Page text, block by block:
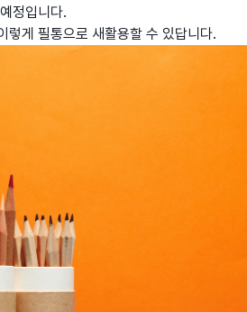
정입니다.
렇게 필통으로 새활용할 수 있답니다.